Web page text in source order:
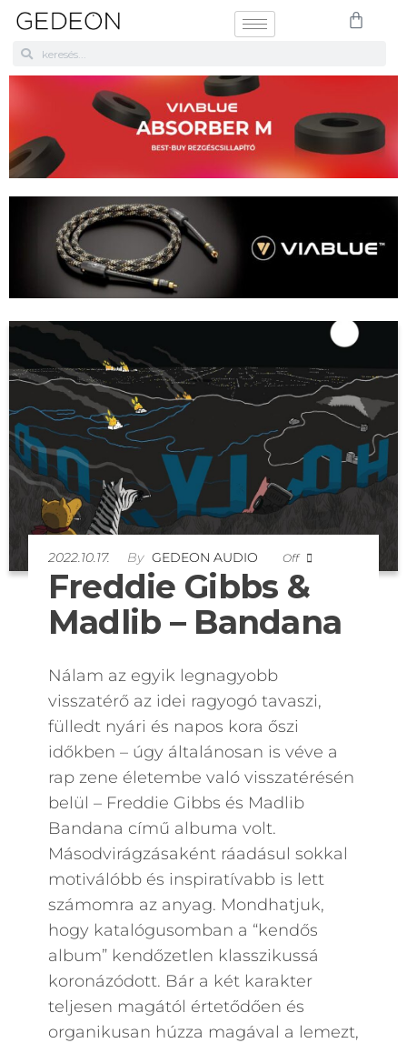
2022.10.17. By GEDEON AUDIO Off
Freddie Gibbs &
Madlib – Bandana
Nálam az egyik legnagyobb
visszatérő az idei ragyogó tavaszi,
fülledt nyári és napos kora őszi
időkben – úgy általánosan is véve a
rap zene életembe való visszatérésén
belül – Freddie Gibbs és Madlib
Bandana című albuma volt.
Másodvirágzásaként ráadásul sokkal
motiválóbb és inspiratívabb is lett
számomra az anyag. Mondhatjuk,
hogy katalógusomban a “kendős
album” kendőzetlen klasszikussá
koronázódott. Bár a két karakter
teljesen magától értetődően és
organikusan húzza magával a lemezt,